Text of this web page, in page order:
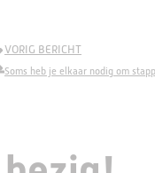
VORIG BERICHT
Soms heb je elkaar nodig om